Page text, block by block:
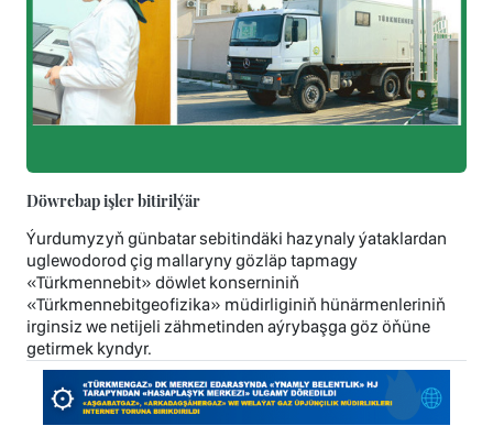
Döwrebap işler bitirilýär
Ýurdumyzyň günbatar sebitindäki hazynaly ýataklardan
uglewodorod çig mallaryny gözläp tapmagy
«Türkmennebit» döwlet konserniniň
«Türkmennebitgeofizika» müdirliginiň hünärmenleriniň
irginsiz we netijeli zähmetinden aýrybaşga göz öňüne
getirmek kyndyr.